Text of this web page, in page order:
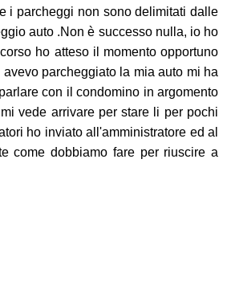
i parcheggi non sono delimitati dalle
auto .Non è successo nulla, io ho
ho atteso il momento opportuno
parcheggiato la mia auto mi ha
con il condomino in argomento
vede arrivare per stare li per pochi
ho inviato all'amministratore ed al
come dobbiamo fare per riuscire a